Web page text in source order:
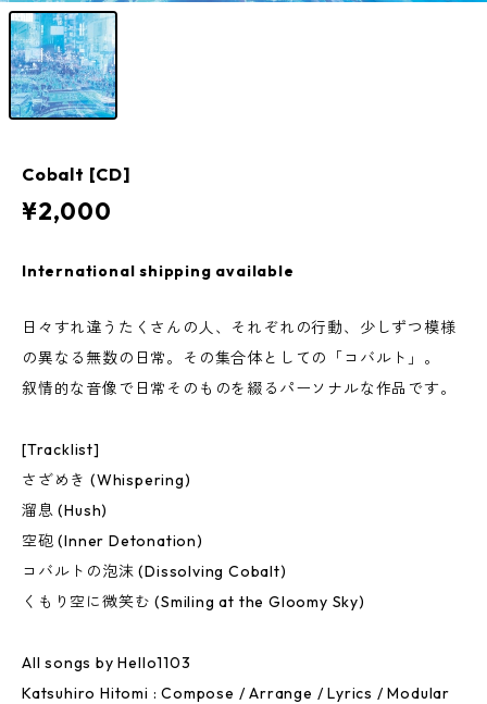
Cobalt [CD]
¥2,000
International shipping available
日々すれ違うたくさんの人、それぞれの行動、少しずつ模様
の異なる無数の日常。その集合体としての「コバルト」。
叙情的な音像で日常そのものを綴るパーソナルな作品です。
[Tracklist]
さざめき (Whispering)
溜息 (Hush)
空砲 (Inner Detonation)
コバルトの泡沫 (Dissolving Cobalt)
くもり空に微笑む (Smiling at the Gloomy Sky)
All songs by Hello1103
Katsuhiro Hitomi : Compose / Arrange / Lyrics / Modular